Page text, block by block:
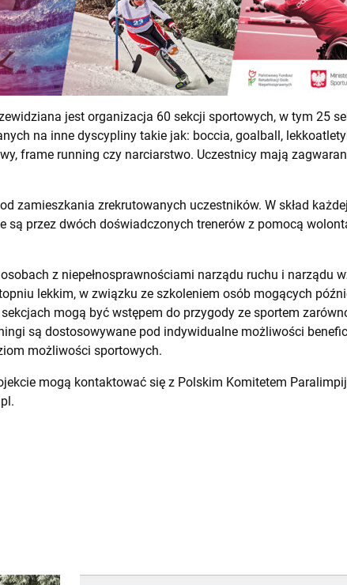
jest organizacja 60 sekcji sportowych, w tym 25
na inne dyscypliny takie jak: boccia, goalball,
frame running czy narciarstwo. Uczestnicy mają
zamieszkania zrekrutowanych uczestników. W skład
są przez dwóch doświadczonych trenerów z pomocą
z niepełnosprawnościami narządu ruchu i narządu
lekkim, w związku ze szkoleniem osób mogących
mogą być wstępem do przygody ze sportem
są dostosowywane pod indywidualne możliwości
możliwości sportowych.
mogą kontaktować się z Polskim Komitetem
.